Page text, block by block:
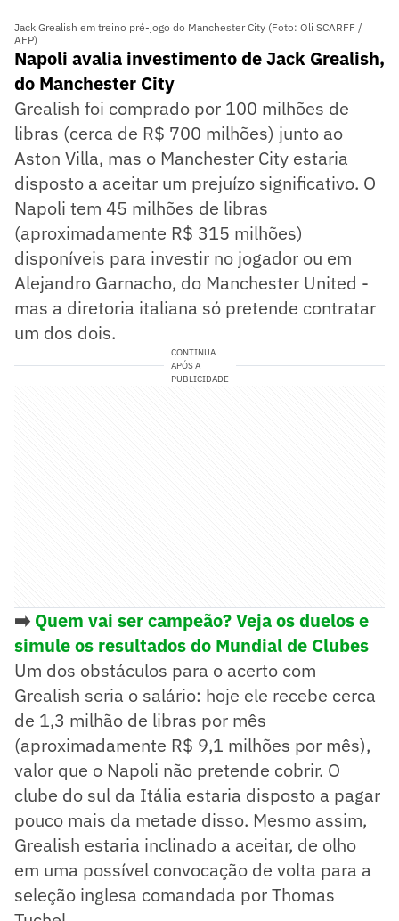
Jack Grealish em treino pré-jogo do Manchester City (Foto: Oli SCARFF /
AFP)
Napoli avalia investimento de Jack Grealish,
do Manchester City
Grealish foi comprado por 100 milhões de
libras (cerca de R$ 700 milhões) junto ao
Aston Villa, mas o Manchester City estaria
disposto a aceitar um prejuízo significativo. O
Napoli tem 45 milhões de libras
(aproximadamente R$ 315 milhões)
disponíveis para investir no jogador ou em
Alejandro Garnacho, do Manchester United -
mas a diretoria italiana só pretende contratar
um dos dois.
CONTINUA
APÓS A
PUBLICIDADE
➡️ Quem vai ser campeão? Veja os duelos e
simule os resultados do Mundial de Clubes
Um dos obstáculos para o acerto com
Grealish seria o salário: hoje ele recebe cerca
de 1,3 milhão de libras por mês
(aproximadamente R$ 9,1 milhões por mês),
valor que o Napoli não pretende cobrir. O
clube do sul da Itália estaria disposto a pagar
pouco mais da metade disso. Mesmo assim,
Grealish estaria inclinado a aceitar, de olho
em uma possível convocação de volta para a
seleção inglesa comandada por Thomas